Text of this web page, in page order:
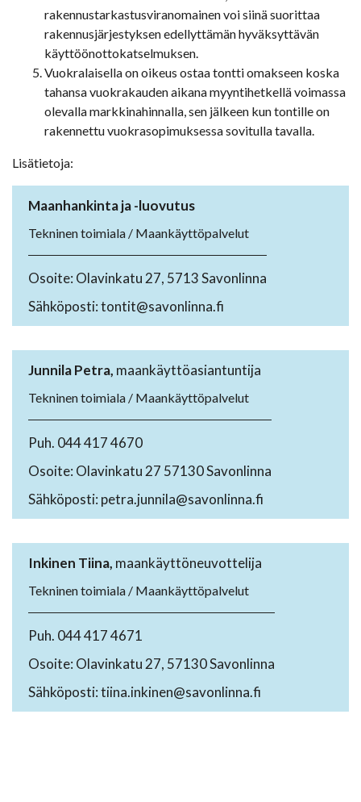
rakennustarkastusviranomainen voi siinä suorittaa
rakennusjärjestyksen edellyttämän hyväksyttävän
käyttöönottokatselmuksen.
Vuokralaisella on oikeus ostaa tontti omakseen koska
tahansa vuokrakauden aikana myyntihetkellä voimassa
olevalla markkinahinnalla, sen jälkeen kun tontille on
rakennettu vuokrasopimuksessa sovitulla tavalla.
Lisätietoja:
Maanhankinta ja -luovutus
Tekninen toimiala / Maankäyttöpalvelut
Osoite: Olavinkatu 27, 5713 Savonlinna
Sähköposti: tontit@savonlinna.fi
Junnila Petra, maankäyttöasiantuntija
Tekninen toimiala / Maankäyttöpalvelut
Puh. 044 417 4670
Osoite: Olavinkatu 27 57130 Savonlinna
Sähköposti: petra.junnila@savonlinna.fi
Inkinen Tiina, maankäyttöneuvottelija
Tekninen toimiala / Maankäyttöpalvelut
Puh. 044 417 4671
Osoite: Olavinkatu 27, 57130 Savonlinna
Sähköposti: tiina.inkinen@savonlinna.fi